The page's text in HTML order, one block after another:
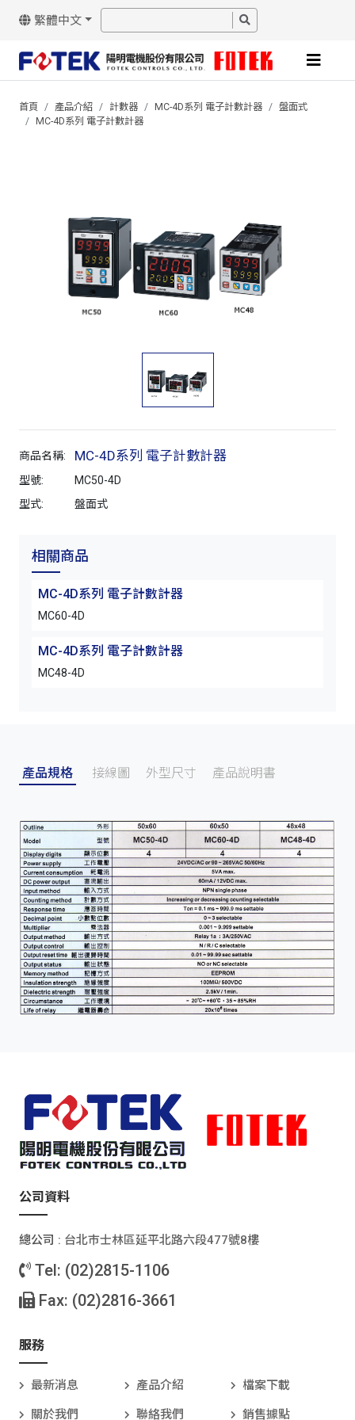
繁體中文
首頁 產品介紹 計數器 MC-4D系列 電子計數計器
盤面式
MC-4D系列 電子計數計器
商品名稱: MC-4D系列 電子計數計器
型號:
MC50-4D
型式:
盤面式
相關商品
MC-4D系列 電子計數計器
MC60-4D
MC-4D系列 電子計數計器
MC48-4D
產品規格 接線圖 外型尺寸 產品說明書
公司資料
總公司 : 台北巿士林區延平北路六段477號8樓
Tel: (02)2815-1106
Fax: (02)2816-3661
服務
最新消息 產品介紹 檔案下載
關於我們 聯絡我們 銷售據點